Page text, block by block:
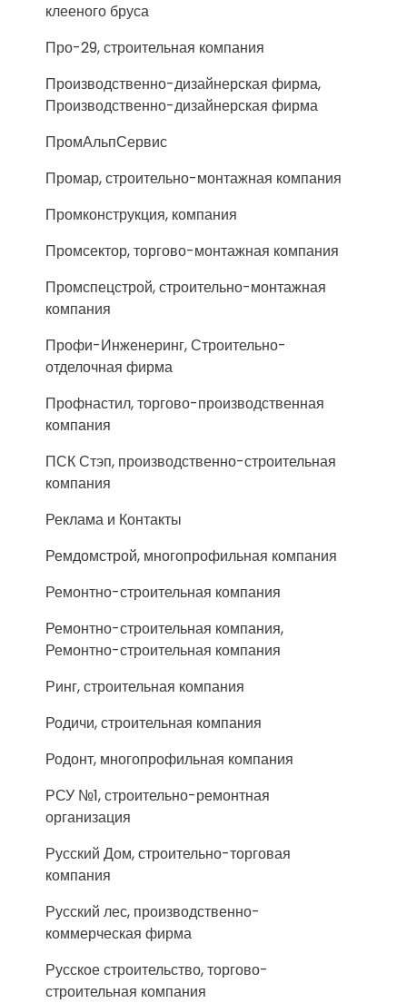
клееного бруса
Про-29, строительная компания
Производственно-дизайнерская фирма,
Производственно-дизайнерская фирма
ПромАльпСервис
Промар, строительно-монтажная компания
Промконструкция, компания
Промсектор, торгово-монтажная компания
Промспецстрой, строительно-монтажная
компания
Профи-Инженеринг, Строительно-
отделочная фирма
Профнастил, торгово-производственная
компания
ПСК Стэп, производственно-строительная
компания
Реклама и Контакты
Ремдомстрой, многопрофильная компания
Ремонтно-строительная компания
Ремонтно-строительная компания,
Ремонтно-строительная компания
Ринг, строительная компания
Родичи, строительная компания
Родонт, многопрофильная компания
РСУ №1, строительно-ремонтная
организация
Русский Дом, строительно-торговая
компания
Русский лес, производственно-
коммерческая фирма
Русское строительство, торгово-
строительная компания